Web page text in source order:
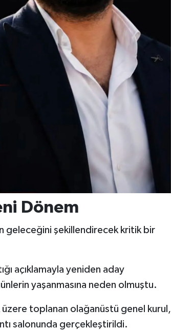
Dönem
geleceğini şekillendirecek kritik bir
açıklamayla yeniden aday
yaşanmasına neden olmuştu.
üzere toplanan olağanüstü genel kurul,
salonunda gerçekleştirildi.